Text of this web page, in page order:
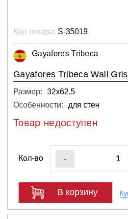
Код товара: S-35019
Gayafores Tribeca
Gayafores Tribeca Wall
Размер:
32х62,5
Особенности:
для стен
Товар недоступен
Кол-во -
В корзину